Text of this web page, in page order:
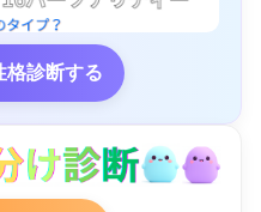
格診断する